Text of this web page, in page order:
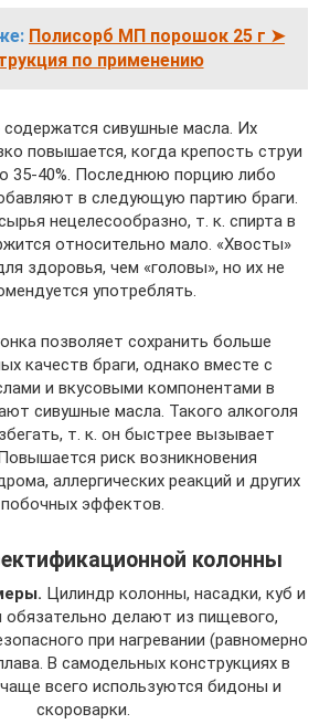
Полисорб МП порошок 25 г ➤
по применению
содержатся сивушные масла. Их
повышается, когда крепость струи
35-40%. Последнюю порцию либо
в следующую партию браги.
нецелесообразно, т. к. спирта в
относительно мало. «Хвосты»
здоровья, чем «головы», но их не
употреблять.
позволяет сохранить больше
качеств браги, однако вместе с
и вкусовыми компонентами в
сивушные масла. Такого алкоголя
т. к. он быстрее вызывает
риск возникновения
аллергических реакций и других
побочных эффектов.
колонны
Цилиндр колонны, насадки, куб и
делают из пищевого,
при нагревании (равномерно
В самодельных конструкциях в
всего используются бидоны и
скороварки.